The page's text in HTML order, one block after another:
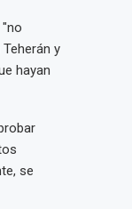
y
hayan
se